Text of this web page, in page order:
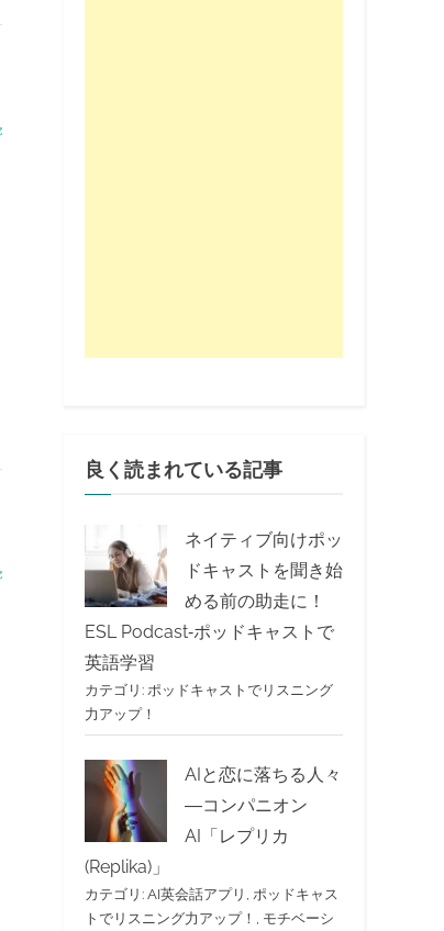
良く読まれている記事
ネイティブ向けポッ
ドキャストを聞き始
める前の助走に！
ESL Podcast‐ポッドキャストで
英語学習
カテゴリ: ポッドキャストでリスニング
力アップ！
AIと恋に落ちる人々
―コンパニオン
AI「レプリカ
(Replika)」
カテゴリ: AI英会話アプリ
ポッドキャス
トでリスニング力アップ！
モチベーシ